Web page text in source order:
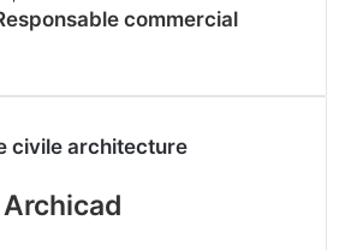
commercial
civile architecture